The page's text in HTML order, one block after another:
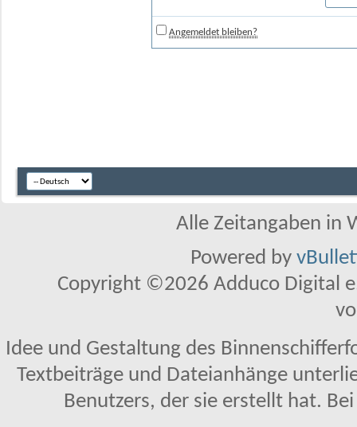
Angemeldet bleiben?
Alle Zeitangaben in
Powered by
Copyright ©2026 Adduco Digital
Idee und Gestaltung des
Textbeiträge und Dateianhänge
Benutzers, der sie erstellt hat.